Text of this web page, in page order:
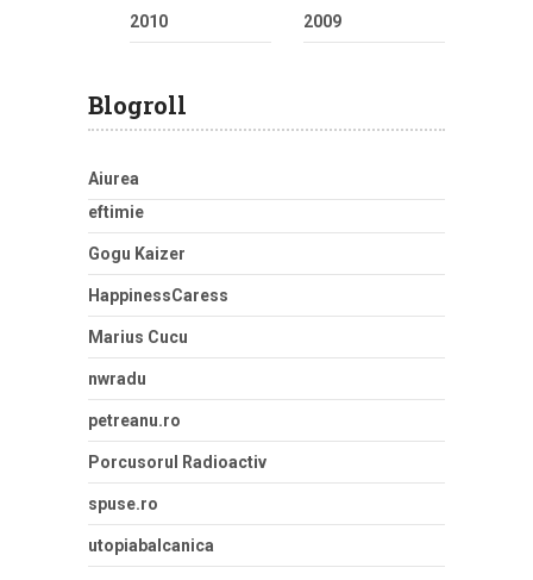
2010 2009
Blogroll
Aiurea
eftimie
Gogu Kaizer
HappinessCaress
Marius Cucu
nwradu
petreanu.ro
Porcusorul Radioactiv
spuse.ro
utopiabalcanica